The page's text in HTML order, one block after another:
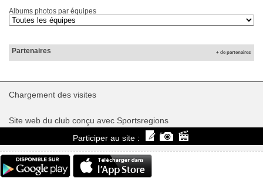
Albums photos par équipes
Partenaires + de partenaires
Chargement des visites
Site web du club conçu avec Sportsregions
Participer au site :